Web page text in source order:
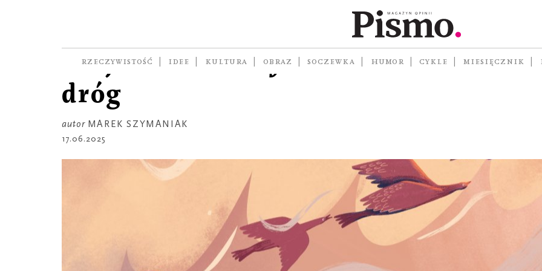
RZECZYWISTOŚĆ IDEE KULTURA OBRAZ SOCZEWKA HUMOR CYKLE MIESIĘCZNIK
krajobraz bocznych
dróg
autor MAREK SZYMANIAK
17.06.2025